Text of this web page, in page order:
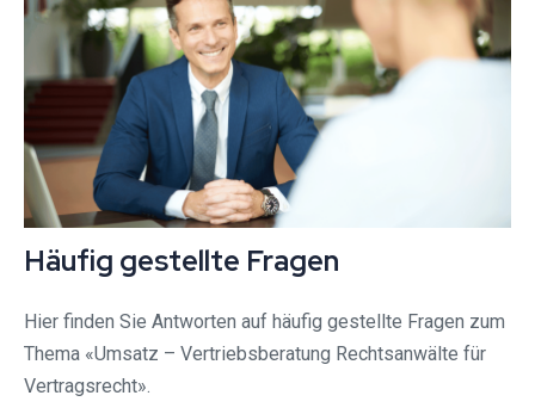
Häufig gestellte Fragen
Hier finden Sie Antworten auf häufig gestellte Fragen zum
Thema «Umsatz – Vertriebsberatung Rechtsanwälte für
Vertragsrecht».